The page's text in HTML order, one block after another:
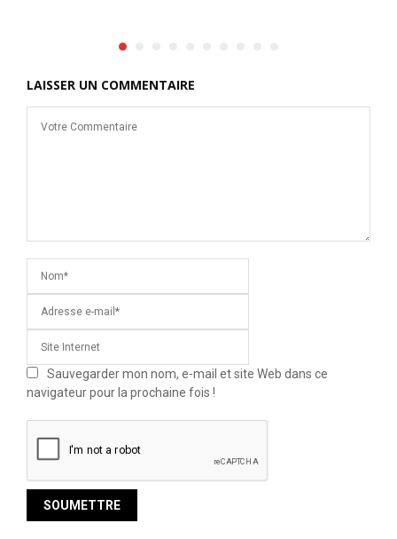
LAISSER UN COMMENTAIRE
Sauvegarder mon nom, e-mail et site Web dans ce
navigateur pour la prochaine fois !